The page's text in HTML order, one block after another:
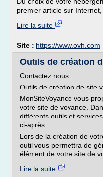
premier article sur Internet,
Lire la suite
Site : https://www.ovh.com
Outils de création
Contactez nous
Outils de création de site
MonSiteVoyance vous
votre site de voyance.
différents outils et
ci-après :
Lors de la création de
outil vous permettra de
élément de votre site de
Lire la suite